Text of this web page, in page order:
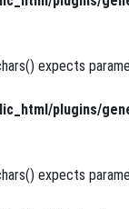
expects
plugins/
expects